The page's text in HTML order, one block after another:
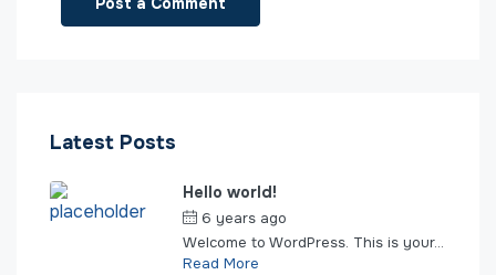
Latest Posts
Hello world!
6 years ago
Welcome to WordPress. This is your...
Read More